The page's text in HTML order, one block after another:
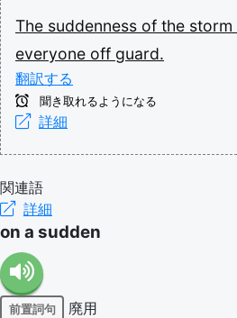
The suddenness of the storm
everyone off guard.
翻訳する
聞き取れるようになる
詳細
関連語
詳細
on a sudden
前置詞句
廃用